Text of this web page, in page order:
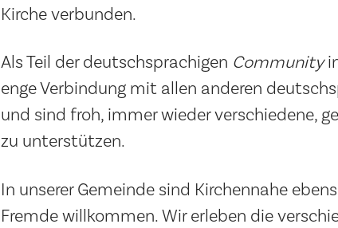
Kirche verbunden.
Als Teil der deutschsprachigen Community
enge Verbindung mit allen anderen
und sind froh, immer wieder verschiedene,
zu unterstützen.
In unserer Gemeinde sind Kirchennahe
Fremde willkommen. Wir erleben die